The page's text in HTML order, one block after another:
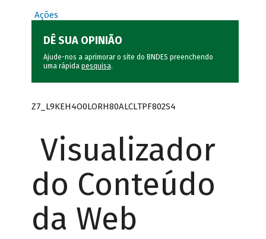
Ações
DÊ SUA OPINIÃO
Ajude-nos a aprimorar o site do BNDES preenchendo
uma rápida pesquisa.
Z7_L9KEH4O0LORH80ALCLTPF802S4
Visualizador
do Conteúdo
da Web